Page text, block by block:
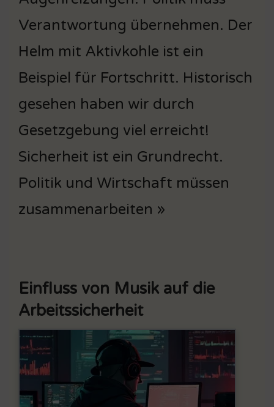
Verantwortung übernehmen. Der
Helm mit Aktivkohle ist ein
Beispiel für Fortschritt. Historisch
gesehen haben wir durch
Gesetzgebung viel erreicht!
Sicherheit ist ein Grundrecht.
Politik und Wirtschaft müssen
zusammenarbeiten »
Einfluss von Musik auf die
Arbeitssicherheit